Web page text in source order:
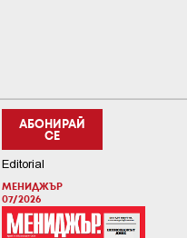
АБОНИРАЙ
СЕ
Editorial
МЕНИДЖЪР
07/2026